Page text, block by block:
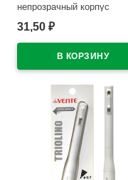
непрозрачный корпус
(deVENTE) Простые линии
синий корпус арт.5073626
31,50 ₽